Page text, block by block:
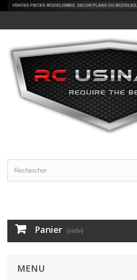
Panier (vide)
MENU